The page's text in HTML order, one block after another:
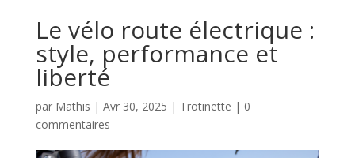
Le vélo route électrique :
style, performance et
liberté
par Mathis | Avr 30, 2025 | Trotinette | 0
commentaires